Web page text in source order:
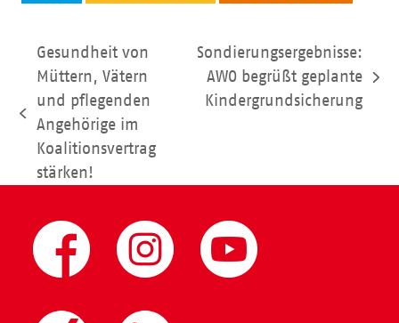
vorheriger
Beitrag:
Gesundheit von
Müttern, Vätern
und pflegenden
Angehörige im
Koalitionsvertrag
stärken!
Nächster
Beitrag:
Sondierungsergebnisse:
AWO begrüßt geplante
Kindergrundsicherung